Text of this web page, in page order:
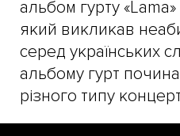
альбом гурту
який викликав
серед українських
альбому гурт
різного типу